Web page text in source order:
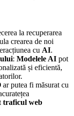
la recuperarea
crearea de noi
cu AI.
: Modelele AI pot
și eficientă,
ar putea fi măsurat cu
traficul web